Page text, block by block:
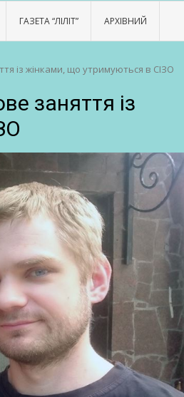
ГАЗЕТА “ЛІЛІТ” АРХІВНИЙ
із жінками, що утримуються в СІЗО
заняття із